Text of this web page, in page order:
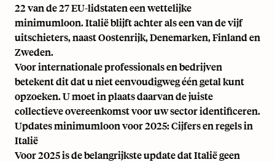
22 van de 27 EU-lidstaten een wettelijke
minimumloon. Italië blijft achter als een van de vijf
uitschieters, naast Oostenrijk, Denemarken, Finland en
Zweden.
Voor internationale professionals en bedrijven
betekent dit dat u niet eenvoudigweg één getal kunt
opzoeken. U moet in plaats daarvan de juiste
collectieve overeenkomst voor uw sector identificeren.
Updates minimumloon voor 2025: Cijfers en regels in
Italië
Voor 2025 is de belangrijkste update dat Italië geen